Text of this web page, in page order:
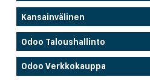
Kansainvälinen
Odoo Taloushallinto
Odoo Verkkokauppa